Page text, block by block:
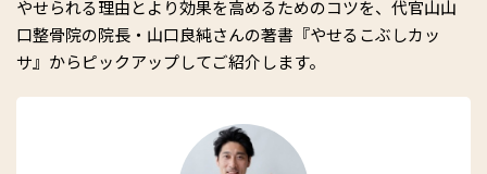
やせられる理由とより効果を高めるためのコツを、代官山山
口整骨院の院長・山口良純さんの著書『やせるこぶしカッ
サ』からピックアップしてご紹介します。